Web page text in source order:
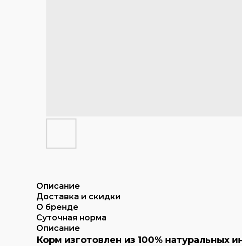
Описание
Доставка и скидки
О бренде
Суточная норма
Описание
Корм изготовлен из 100% натуральных